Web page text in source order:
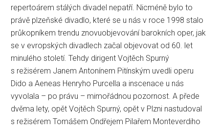
repertoárem stálých divadel nepatří. Nicméně bylo to
právě plzeňské divadlo, které se u nás v roce 1998 stalo
průkopníkem trendu znovuobjevování barokních oper, jak
se v evropských divadlech začal objevovat od 60. let
minulého století. Tehdy dirigent Vojtěch Spurný
s režisérem Janem Antonínem Pitínským uvedli operu
Dido a Aeneas Henryho Purcella a inscenace u nás
vyvolala – po právu – mimořádnou pozornost. A přede
dvěma lety, opět Vojtěch Spurný, opět v Plzni nastudoval
s režisérem Tomášem Ondřejem Pilařem Monteverdiho